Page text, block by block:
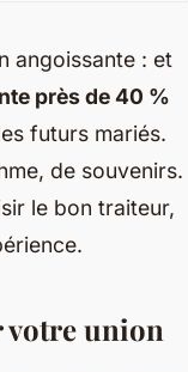
angoissante : et
près de 40 %
futurs mariés.
de souvenirs.
le bon traiteur,
votre union